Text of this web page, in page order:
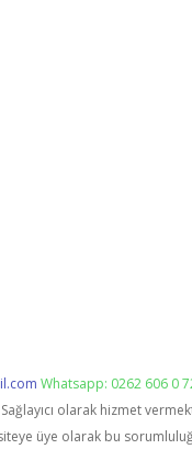
Whatsapp: 0262 606 0
olarak hizmet
üye olarak bu